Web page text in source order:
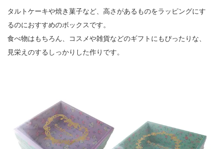
タルトケーキや焼き菓子など、高さがあるものをラッピングにす
るのにおすすめのボックスです。
食べ物はもちろん、コスメや雑貨などのギフトにもぴったりな、
見栄えのするしっかりした作りです。